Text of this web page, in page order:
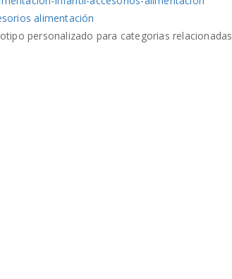
alimentación
personalizado para categorias relacionadas